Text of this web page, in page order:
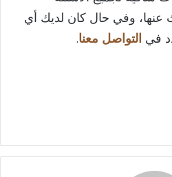
عنها، وفي حال كان لديك أي
في التواصل معنا.